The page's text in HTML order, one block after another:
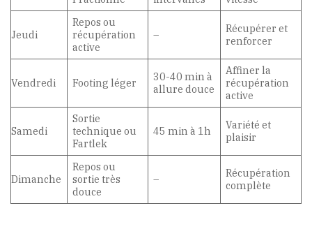
Jeudi
Repos ou
récupération
active
–
Récupérer et
renforcer
Vendredi Footing léger
30-40 min à
allure douce
Affiner la
récupération
active
Samedi
Sortie
technique ou
Fartlek
45 min à 1h
Variété et
plaisir
Dimanche
Repos ou
sortie très
douce
–
Récupération
complète